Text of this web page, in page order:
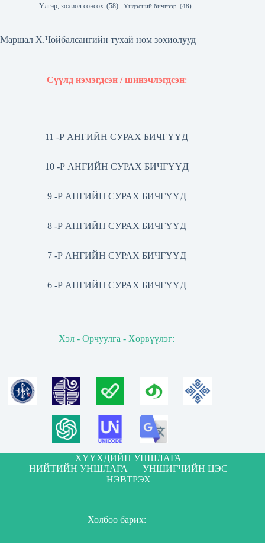
Үлгэр, зохиол сонсох (58) Үндэсний бичгээр (48)
Маршал Х.Чойбалсангийн тухай ном зохиолууд
Сүүлд нэмэгдсэн / шинэчлэгдсэн:
11 -Р АНГИЙН СУРАХ БИЧГҮҮД
10 -Р АНГИЙН СУРАХ БИЧГҮҮД
9 -Р АНГИЙН СУРАХ БИЧГҮҮД
8 -Р АНГИЙН СУРАХ БИЧГҮҮД
7 -Р АНГИЙН СУРАХ БИЧГҮҮД
6 -Р АНГИЙН СУРАХ БИЧГҮҮД
Хэл - Орчуулга - Хөрвүүлэг:
ХҮҮХДИЙН УНШЛАГА
НИЙТИЙН УНШЛАГА
УНШИГЧИЙН ЦЭС
НЭВТРЭХ
Холбоо барих: